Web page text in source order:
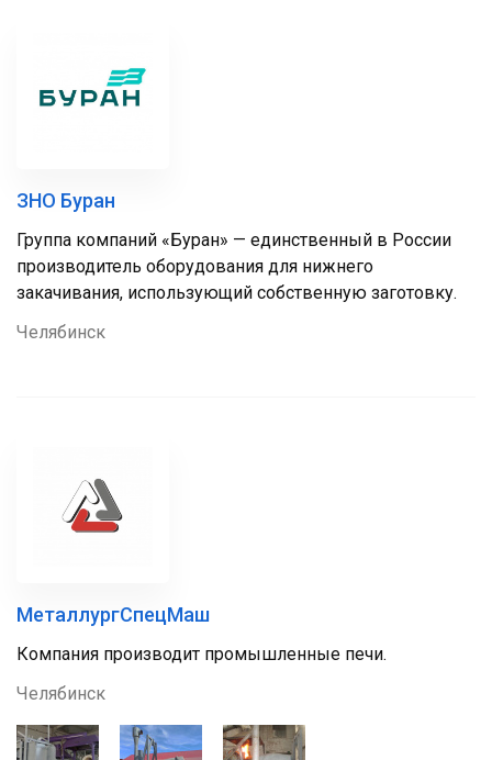
ЗНО Буран
Группа компаний «Буран» — единственный в России
производитель оборудования для нижнего
закачивания, использующий собственную заготовку.
Челябинск
МеталлургСпецМаш
Компания производит промышленные печи.
Челябинск